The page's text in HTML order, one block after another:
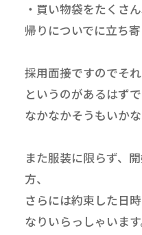
・買い物袋をたくさ
帰りについでに立ち寄
採用面接ですのでそ
というのがあるはずで
なかなかそうもいか
また服装に限らず、
方、
さらには約束した日
なりいらっしゃいます